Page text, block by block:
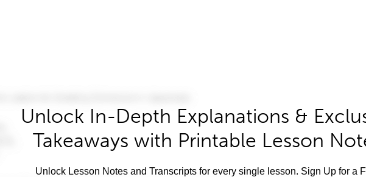
Unlock In-Depth Explanations &
Takeaways with Printable Lesson
Unlock Lesson Notes and Transcripts for every single lesson. Sign Up for a